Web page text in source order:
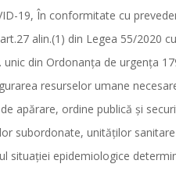
19, În conformitate cu
alin.(1) din Legea 55/2020 cu
din Ordonanţa de urgenţa
resurselor umane
apărare, ordine publică şi
subordonate, unităţilor
situaţiei epidemiologice